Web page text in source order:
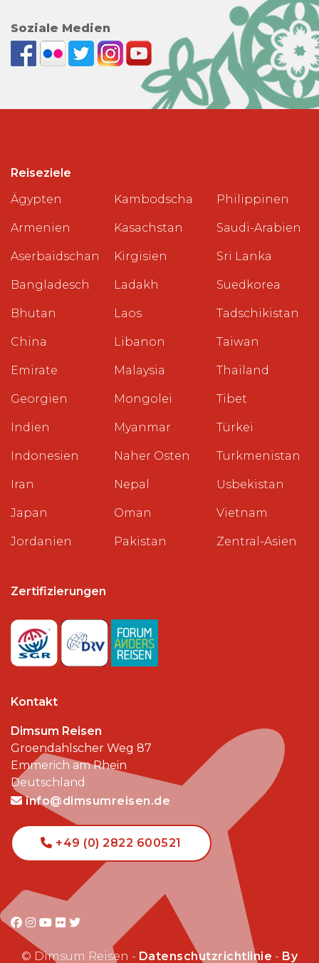
Soziale Medien
Reiseziele
Ägypten
Armenien
Aserbaidschan
Bangladesch
Bhutan
China
Emirate
Georgien
Indien
Indonesien
Iran
Japan
Jordanien
Kambodscha
Kasachstan
Kirgisien
Ladakh
Laos
Libanon
Malaysia
Mongolei
Myanmar
Naher Osten
Nepal
Oman
Pakistan
Philippinen
Saudi-Arabien
Sri Lanka
Suedkorea
Tadschikistan
Taiwan
Thailand
Tibet
Türkei
Turkmenistan
Usbekistan
Vietnam
Zentral-Asien
Zertifizierungen
Kontakt
Dimsum Reisen
Groendahlscher Weg 87
Emmerich am Rhein
Deutschland
info@dimsumreisen.de
+49 (0) 2822 600521
© Dimsum Reisen - Datenschutzrichtlinie - By